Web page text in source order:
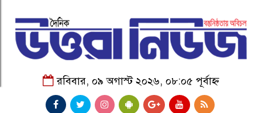
রবিবার, ০৯ অগাস্ট ২০২৬, ০৮:০৫ পূর্বাহ্ন